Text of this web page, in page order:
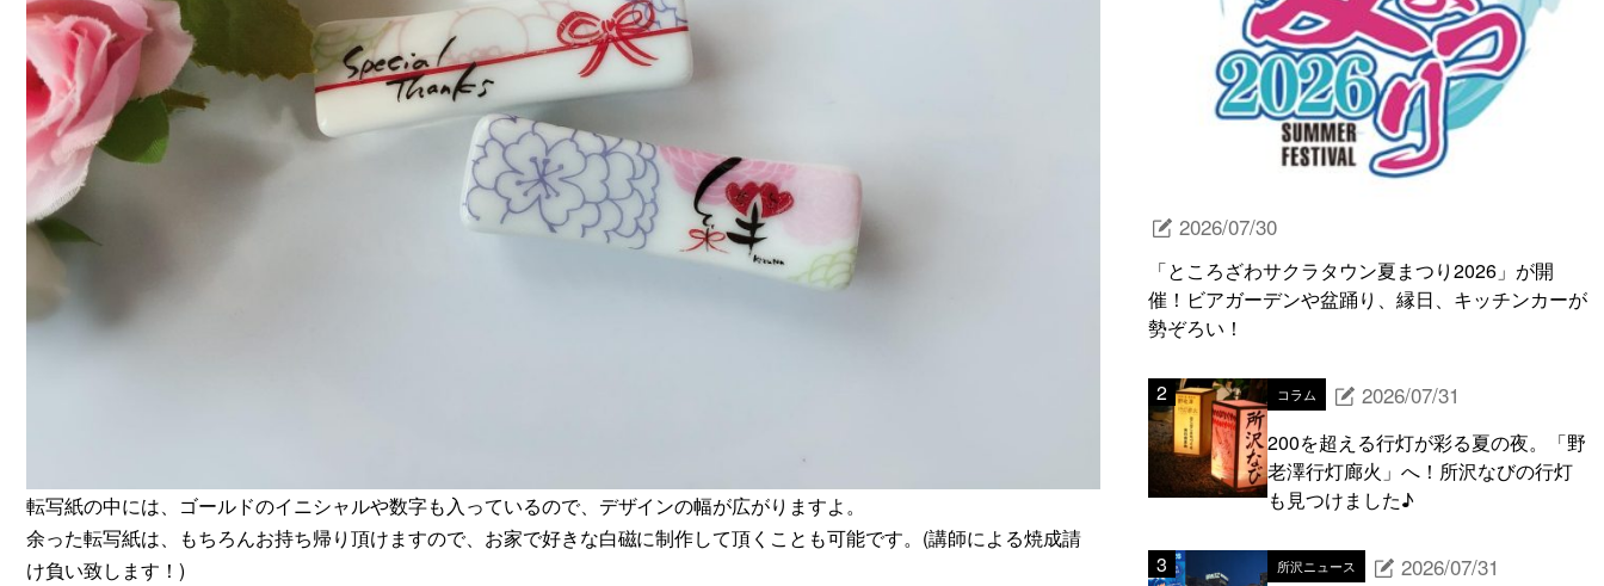
転写紙の中には、ゴールドのイニシャルや数字も入っているので、デザインの幅が広がりますよ。
余った転写紙は、もちろんお持ち帰り頂けますので、お家で好きな白磁に制作して頂くことも可能です。(講師による焼成請
け負い致します！)
2026/07/30
「ところざわサクラタウン夏まつり2026」が開
催！ビアガーデンや盆踊り、縁日、キッチンカーが
勢ぞろい！
コラム 2026/07/31
200を超える行灯が彩る夏の夜。「野
老澤行灯廊火」へ！所沢なびの行灯
も見つけました♪
所沢ニュース 2026/07/31